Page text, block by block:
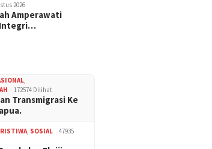
2026
Amperawati
Integri…
,
172574 Dilihat
Transmigrasi Ke
, SOSIAL
47935